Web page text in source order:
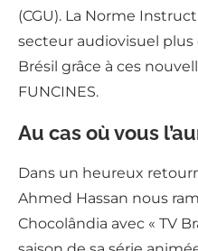
(CGU). La Norme
secteur audiovisuel
Brésil grâce à ces
FUNCINES.
Au cas où vous
Dans un heureux
Ahmed Hassan nous
Chocolândia avec « TV